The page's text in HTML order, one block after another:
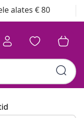
alates € 80